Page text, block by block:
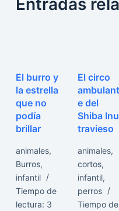
Entradas
El burro y
la estrella
que no
podía
brillar
animales,
Burros,
infantil
Tiempo de
lectura: 3
El circo
ambulant
e del
Shiba Inu
travieso
animales,
cortos,
infantil,
perros
Tiempo de